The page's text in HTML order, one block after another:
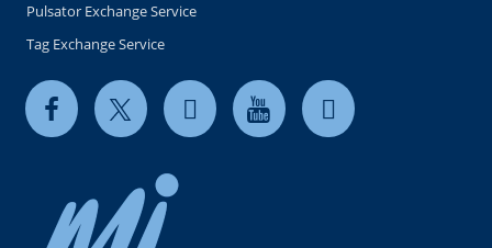
Pulsator Exchange Service
Tag Exchange Service